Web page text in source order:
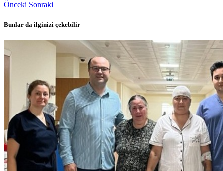
Önceki Sonraki
Bunlar da ilginizi çekebilir